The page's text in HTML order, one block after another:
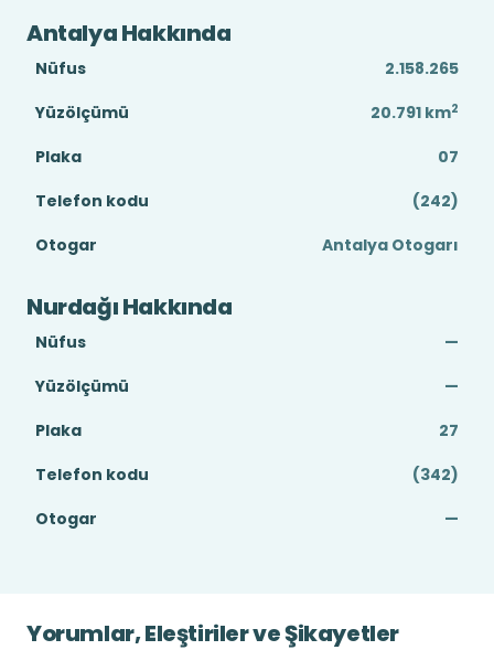
Antalya Hakkında
Nüfus
2.158.265
Yüzölçümü
20.791 km2
Plaka
07
Telefon kodu
(242)
Otogar
Antalya Otogarı
Nurdağı Hakkında
Nüfus
—
Yüzölçümü
—
Plaka
27
Telefon kodu
(342)
Otogar
—
Yorumlar, Eleştiriler ve Şikayetler